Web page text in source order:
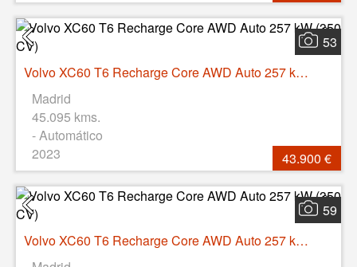
53
Volvo XC60 T6 Recharge Core AWD Auto 257 kW (350 CV)
Madrid
45.095 kms.
- Automático
2023
43.900 €
59
Volvo XC60 T6 Recharge Core AWD Auto 257 kW (350 CV)